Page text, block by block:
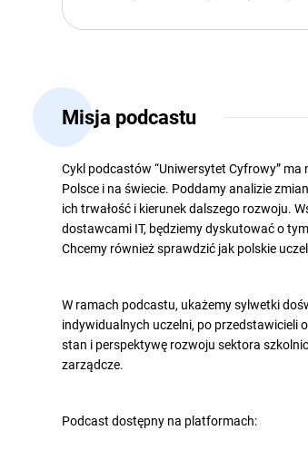
Misja podcastu
Cykl podcastów “Uniwersytet Cyfrowy” ma
Polsce i na świecie. Poddamy analizie
ich trwałość i kierunekdalszego rozwoju.
dostawcami IT, będziemy dyskutowaćo tym
Chcemy również sprawdzić jak polskie
W ramach podcastu, ukażemy sylwetki
indywidualnych uczelni, po
stan i perspektywę rozwoju sektora
zarządcze.
Podcast dostępny na platformach: